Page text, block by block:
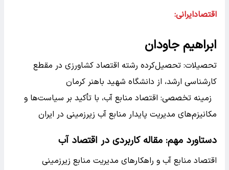
اقتصادایرانی:
ابراهیم جاودان
تحصیلات: تحصیل‌کرده رشته اقتصاد کشاورزی در مقطع
کارشناسی ارشد، از دانشگاه شهید باهنر کرمان
زمینه تخصصی: اقتصاد منابع آب، با تأکید بر سیاست‌ها و
مکانیزم‌های مدیریت پایدار منابع آب زیرزمینی در ایران
دستاورد مهم: مقاله کاربردی در اقتصاد آب
اقتصاد منابع آب و راهکارهای مدیریت منابع زیرزمینی